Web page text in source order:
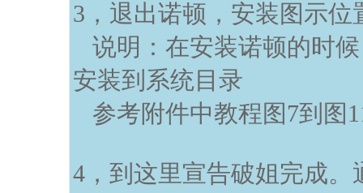
3，退出诺顿，安装图示
说明：在安装诺顿的时
安装到系统目录
参考附件中教程图7到
4，到这里宣告破姐完成